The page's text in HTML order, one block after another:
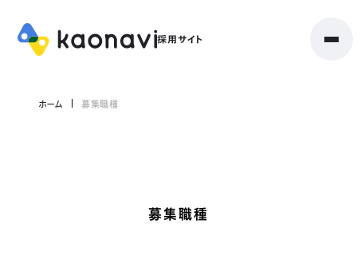
ホーム 募集職種
募集職種